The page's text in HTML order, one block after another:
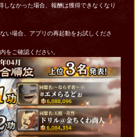
しなかった場合、報酬は獲得できなくなり
い場合、アプリの再起動をお試しくださ
をご確認ください。